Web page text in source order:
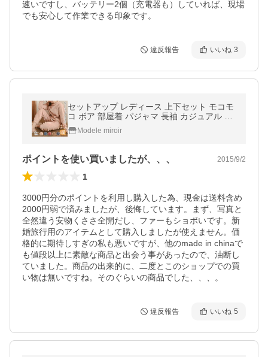
速いですし、バッテリー2個（充電器も）していれば、現場
でも安心して作業できる印象です。
違反報告 いいね 3
セットアップ レディース 上下セット モコモ
コ ボア 部屋着 パジャマ 長袖 カジュアル 2
点セット 裏ボア 長ズボン
Modele miroir
ポイントを使い買いましたが、、、 2015/9/2
1
3000円分のポイントを利用し購入した為、現金は送料含め
2000円弱で済みましたが、後悔しています。まず、写真と
全然違う安物くささ全開だし、ファーもショボいです。新
婚旅行用のアイテムとして購入しましたが使えません。価
格的に期待しすぎの私も悪いですが、他のmade in chinaで
も値段以上に素敵な商品と出会う事があったので、油断し
ていました。商品の出来的に、二度とこのショップでの買
い物は無いですね。そのぐらいの商品でした、、、。
違反報告 いいね 5